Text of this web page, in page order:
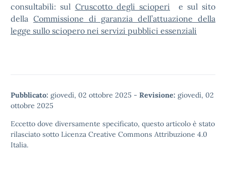
consultabili: sul Cruscotto degli scioperi e sul sito
della Commissione di garanzia dell’attuazione della
legge sullo sciopero nei servizi pubblici essenziali
Pubblicato: giovedì, 02 ottobre 2025 - Revisione: giovedì, 02
ottobre 2025
Eccetto dove diversamente specificato, questo articolo è stato
rilasciato sotto Licenza Creative Commons Attribuzione 4.0
Italia.